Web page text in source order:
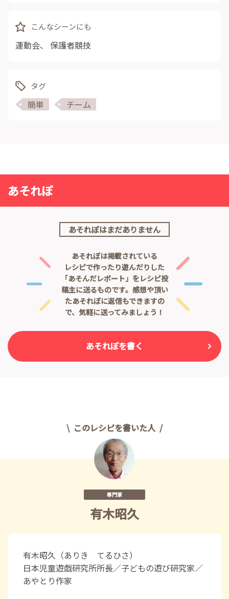
こんなシーンにも
運動会、 保護者競技
タグ
簡単 チーム
あそれぽ
あそれぽはまだありません
あそれぽは掲載されている
レシピで作ったり遊んだりした
「あそんだレポート」をレシピ投
稿主に送るものです。 感想や頂い
たあそれぽに返信もできますの
で、気軽に送ってみましょう！
あそれぽを書く
このレシピを書いた人
専門家
有木昭久
有木昭久（ありき てるひさ）
日本児童遊戯研究所所長／子どもの遊び研究家／
あやとり作家